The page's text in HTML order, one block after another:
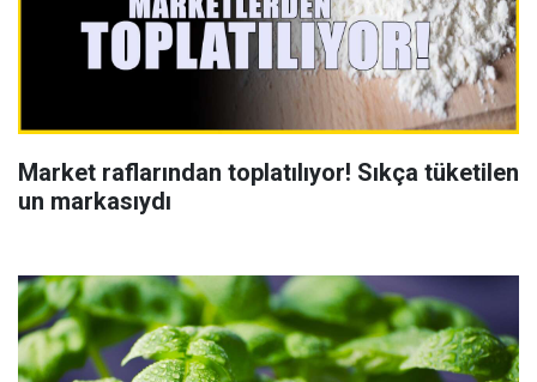
Market raflarından toplatılıyor! Sıkça tüketilen
un markasıydı